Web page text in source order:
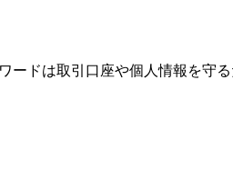
ードは取引口座や個人情報を